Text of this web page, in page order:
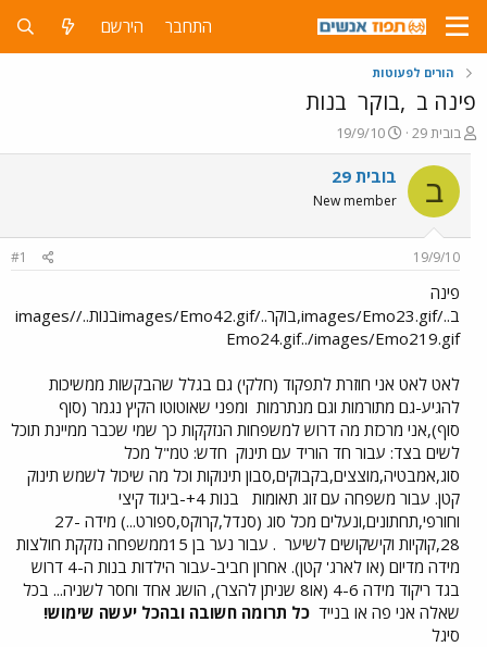
התחבר הירשם
הורים לפעוטות
פינה ב ,בוקר בנות
פ
ו
ת
ח
ה
ו
ש
א
בובית 29
פ
ו
ר
ם
ך
19/9/10
ב בובית 29
New member
19/9/10
#1
פינה
ב../images/Emo23.gif,בוקר../images/Emo42.gifבנות../images/
Emo24.gif../images/Emo219.gif
לאט לאט אני חוזרת לתפקוד (חלקי) גם בגלל שהבקשות ממשיכות
להגיע-גם מתורמות וגם מנתרמות ומפני שאוטוטו הקיץ נגמר (סוף
סוף),אני מרכזת מה דרוש למשפחות הנזקקות כך שמי שכבר ממיינת תוכל
לשים בצד: עבור חד הוריד עם תינוק חדש: טמ"ל מכל
סוג,אמבטיה,מוצצים,בקבוקים,סבון תינוקות וכל מה שיכול לשמש תינוק
קטן. עבור משפחה עם זוג תאומות
בנות 4+-ביגוד קיצי
וחורפי,תחתונים,ונעלים מכל סוג (סנדל,קרוקס,ספורט...) מידה 27-
28,קוקיות וקישקושים לשיער
. עבור נער בן 15ממשפחה נזקקת חולצות
מידה מדיום (או לארג' קטן). אחרון חביב-עבור הילדות בנות ה-4 דרוש
בגד ריקוד מידה 4-6 (או8 שניתן להצר), הושג אחד וחסר לשניה... בכל
שאלה אני פה או בנייד כל תרומה חשובה ובהכל יעשה שימוש!
סיגל